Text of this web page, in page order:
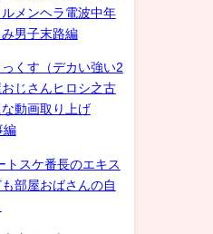
メンヘラ電波中年
男子末路編
くす（デカい強い2
じさんヒロシ之古
動画取り上げ
編
トスケ番長のエキス
部屋おばさんの自